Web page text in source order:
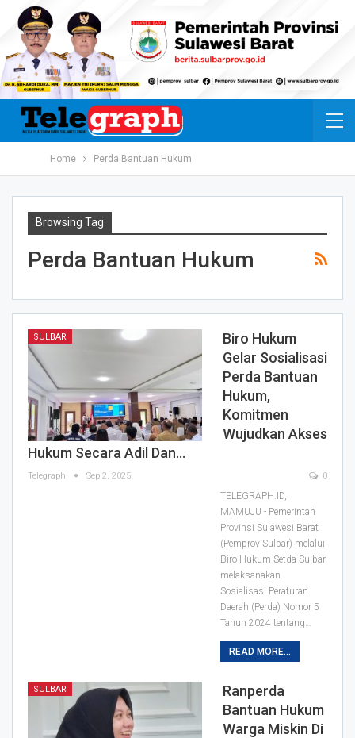
Home Perda Bantuan Hukum
Browsing Tag
Perda Bantuan Hukum
SULBAR
Biro Hukum
Gelar Sosialisasi
Perda Bantuan
Hukum,
Komitmen
Wujudkan Akses
Hukum Secara Adil Dan…
Telegraph Sep 2, 2025 0
TELEGRAPH.ID,
MAMUJU - Pemerintah
Provinsi Sulawesi Barat
(Pemprov Sulbar) melalui
Biro Hukum Setda Sulbar
melaksanakan
Sosialisasi Peraturan
Daerah (Perda) Nomor 5
Tahun 2024 tentang…
READ MORE...
SULBAR
Ranperda
Bantuan Hukum
Warga Miskin Di